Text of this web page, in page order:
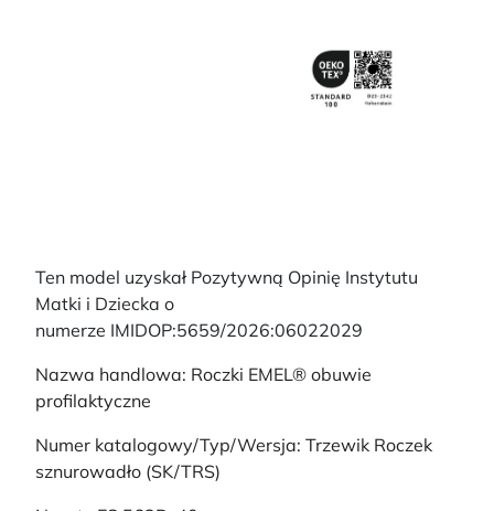
Ten model uzyskał Pozytywną Opinię Instytutu
Matki i Dziecka o
numerze IMIDOP:5659/2026:06022029
Nazwa handlowa: Roczki EMEL® obuwie
profilaktyczne
Numer katalogowy/Typ/Wersja: Trzewik Roczek
sznurowadło (SK/TRS)